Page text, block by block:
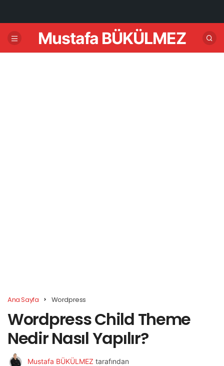
Mustafa BÜKÜLMEZ
Ana Sayfa Wordpress
Wordpress Child Theme
Nedir Nasıl Yapılır?
Mustafa BÜKÜLMEZ tarafından